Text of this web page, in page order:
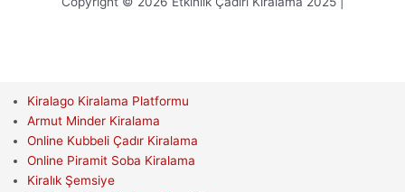
Kiralago Kiralama Platformu
Armut Minder Kiralama
Online Kubbeli Çadır Kiralama
Online Piramit Soba Kiralama
Kiralık Şemsiye